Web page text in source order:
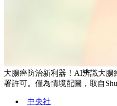
大腸癌防治新利器！AI辨識大腸
署許可。僅為情境配圖，取自
中央社